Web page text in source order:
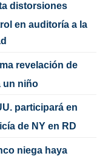
distorsiones
en auditoría a la
revelación de
un niño
participará en
de NY en RD
niega haya